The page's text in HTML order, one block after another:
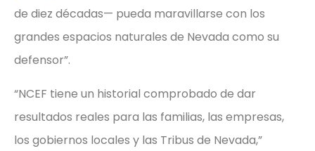
de diez décadas— pueda maravillarse con los
grandes espacios naturales de Nevada como su
defensor”.
“NCEF tiene un historial comprobado de dar
resultados reales para las familias, las empresas,
los gobiernos locales y las Tribus de Nevada,”